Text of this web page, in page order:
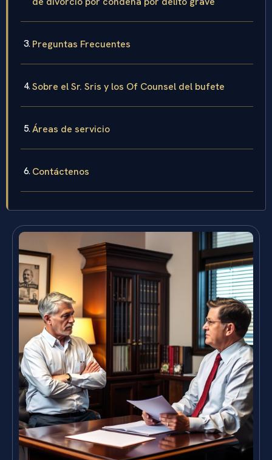
Preguntas Frecuentes
Sobre el Sr. Sris y los Of Counsel del bufete
Áreas de servicio
Contáctenos